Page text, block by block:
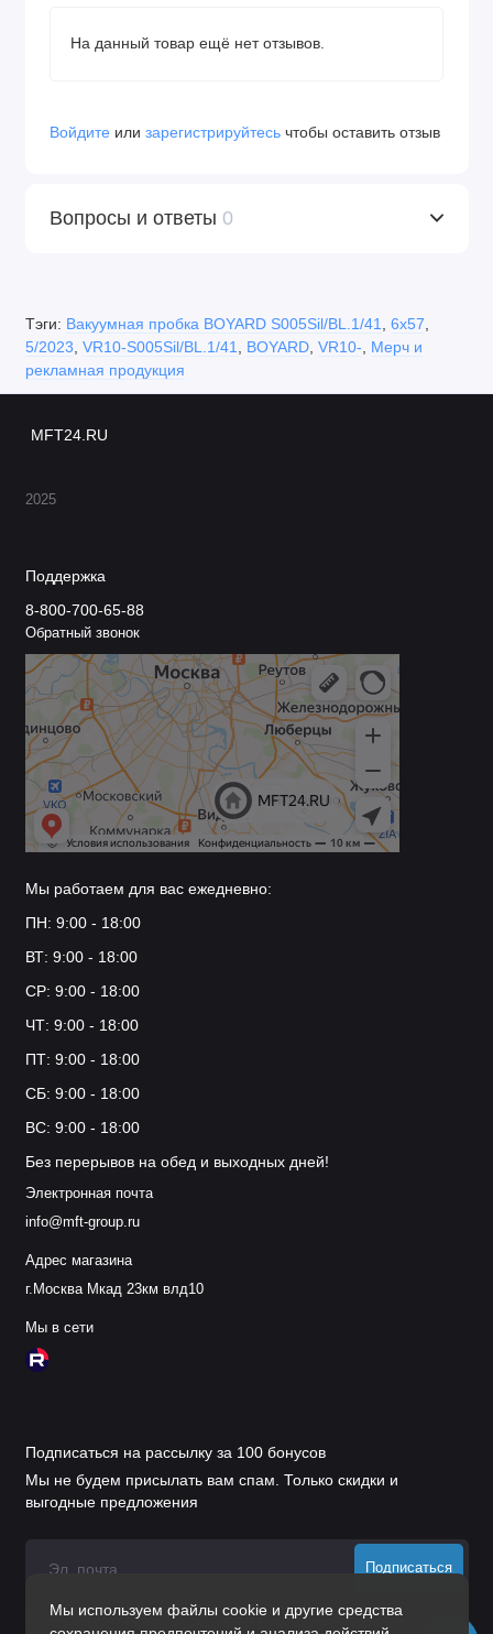
На данный товар ещё нет отзывов.
Войдите или зарегистрируйтесь чтобы оставить отзыв
Вопросы и ответы 0
Тэги: Вакуумная пробка BOYARD S005Sil/BL.1/41 6х57
5/2023 VR10-S005Sil/BL.1/41 BOYARD, VR10-
Мерч и
рекламная продукция
Мы используем файлы cookie и другие средства
MFT24.RU
2025
Поддержка
8-800-700-65-88
Обратный звонок
Мы работаем для вас ежедневно:
ПН: 9:00 - 18:00
ВТ: 9:00 - 18:00
СР: 9:00 - 18:00
ЧТ: 9:00 - 18:00
ПТ: 9:00 - 18:00
СБ: 9:00 - 18:00
ВС: 9:00 - 18:00
Без перерывов на обед и выходных дней!
Электронная почта
info@mft-group.ru
Адрес магазина
г.Москва Мкад 23км влд10
Мы в сети
Подписаться на рассылку за 100 бонусов
Мы не будем присылать вам спам. Только скидки и
выгодные предложения
Подписаться
Нажимая на кнопку «Подписаться», Вы даетесогласие на